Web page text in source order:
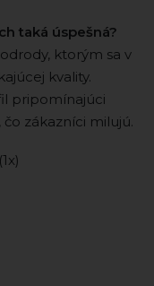
taká úspešná?
ktorým sa v
kvality.
pripomínajúci
zákazníci milujú.